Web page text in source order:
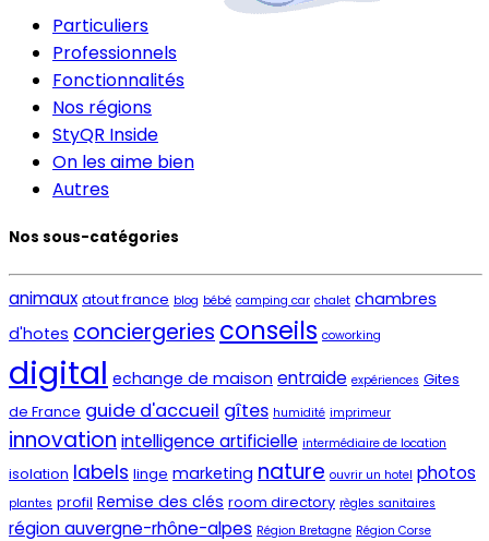
Particuliers
Professionnels
Fonctionnalités
Nos régions
StyQR Inside
On les aime bien
Autres
Nos sous-catégories
animaux atout france blog bébé camping car chalet chambres
d'hotes conciergeries conseils coworking
digital echange de maison entraide expériences Gites
de France guide d'accueil gîtes humidité imprimeur
innovation intelligence artificielle intermédiaire de location
isolation labels linge marketing nature ouvrir un hotel photos
plantes profil Remise des clés room directory règles sanitaires
région auvergne-rhône-alpes Région Bretagne Région Corse